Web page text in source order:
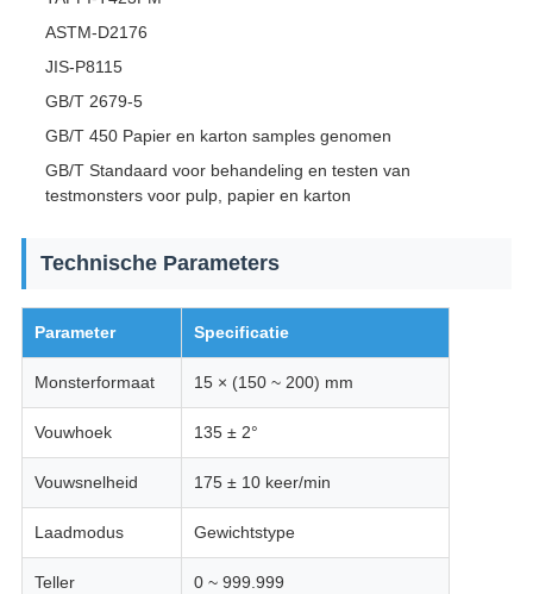
ASTM-D2176
JIS-P8115
GB/T 2679-5
GB/T 450 Papier en karton samples genomen
GB/T Standaard voor behandeling en testen van
testmonsters voor pulp, papier en karton
Technische Parameters
Parameter Specificatie
Monsterformaat 15 × (150 ~ 200) mm
Vouwhoek 135 ± 2°
Vouwsnelheid 175 ± 10 keer/min
Laadmodus Gewichtstype
Teller 0 ~ 999.999